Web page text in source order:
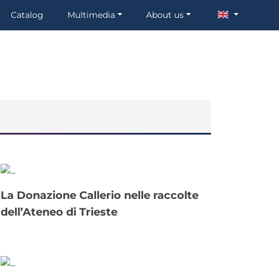
Catalog Multimedia About us
La Donazione Callerio nelle raccolte
dell’Ateneo di Trieste